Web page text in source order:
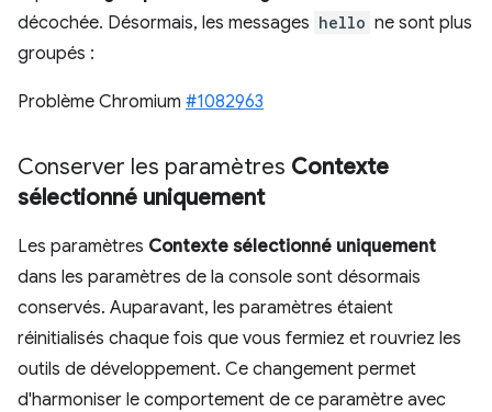
décochée. Désormais, les messages hello ne sont plus
groupés :
Problème Chromium #1082963
Conserver les paramètres Contexte
sélectionné uniquement
Les paramètres Contexte sélectionné uniquement
dans les paramètres de la console sont désormais
conservés. Auparavant, les paramètres étaient
réinitialisés chaque fois que vous fermiez et rouvriez les
outils de développement. Ce changement permet
d'harmoniser le comportement de ce paramètre avec